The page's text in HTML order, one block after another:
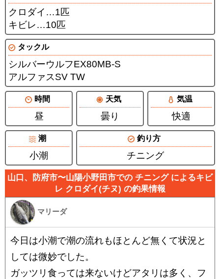
クロダイ…1匹
キビレ…10匹
タックル
シルバーウルフEX80MB-S
アルファスSV TW
時間
昼
天気
曇り
気温
快適
潮
小潮
釣り方
チニング
山口、防府市〜山陽小野田市での チニング によるキビ
レ クロダイ(チヌ) の釣果情報
マリーダ
今日は小潮で潮の流れもほとんど無くて状況と
しては微妙でした。
ガッツリ食っては来ないけどアタリは多く、フ